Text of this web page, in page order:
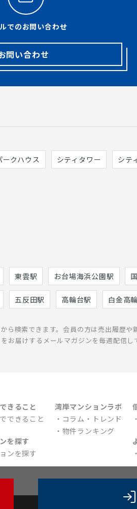
でのお問い合わせ
問い合わせ
ークハウス シティタワー シテ
東雲駅 お台場海浜公園駅
五反田駅 高輪台駅 白金高
ら検索できます。会員の方は売出履歴
届けするメールマガジンを毎週配信
きること
できること
を探す
ンを探す
湾岸マンションラボ
コラム・トレンド
物件ランキング